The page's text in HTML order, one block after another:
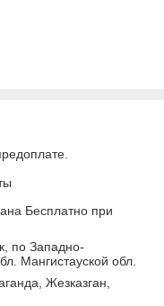
Бесплатно при
по Западно-
Мангистауской обл.
Жезказган,